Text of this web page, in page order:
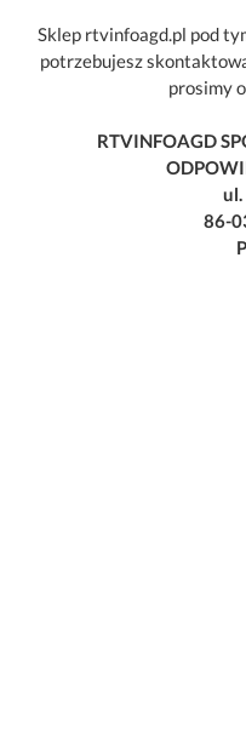
Sklep rtvinfoagd.pl pod
potrzebujesz
prosimy
RTVINFOAGD
ul.
86-